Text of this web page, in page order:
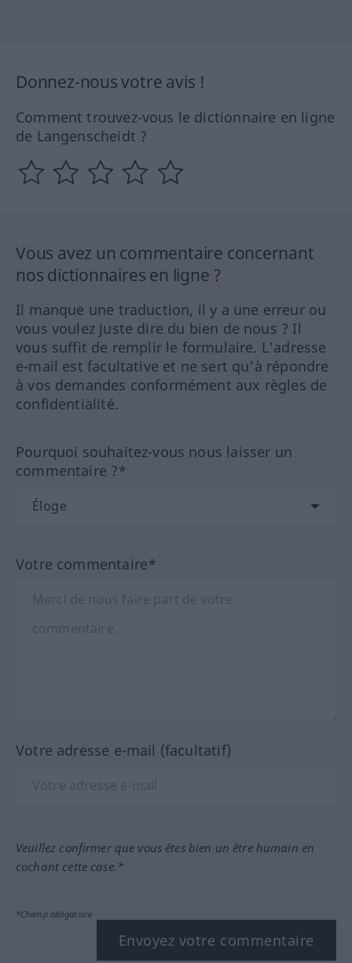
Donnez-nous votre avis !
Comment trouvez-vous le dictionnaire en ligne
de Langenscheidt ?
Vous avez un commentaire concernant
nos dictionnaires en ligne ?
Il manque une traduction, il y a une erreur ou
vous voulez juste dire du bien de nous ? Il
vous suffit de remplir le formulaire. L'adresse
e-mail est facultative et ne sert qu'à répondre
à vos demandes conformément aux règles de
confidentialité.
Pourquoi souhaitez-vous nous laisser un
commentaire ?*
Votre commentaire*
Votre adresse e-mail (facultatif)
Veuillez confirmer que vous êtes bien un être humain en
cochant cette case.*
*Champ obligatoire
Envoyez votre commentaire